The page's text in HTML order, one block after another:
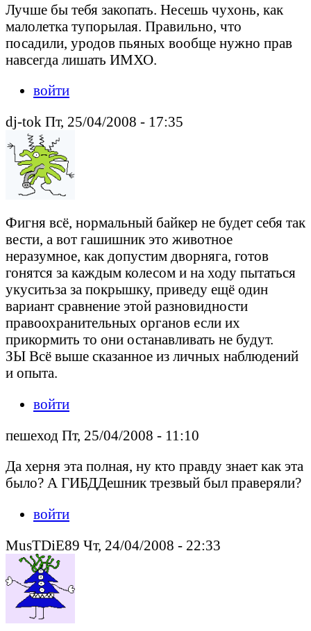
Лучше бы тебя закопать. Несешь чухонь, как
малолетка тупорылая. Правильно, что
посадили, уродов пьяных вообще нужно прав
навсегда лишать ИМХО.
войти
dj-tok Пт, 25/04/2008 - 17:35
Фигня всё, нормальный байкер не будет себя так
вести, а вот гашишник это животное
неразумное, как допустим дворняга, готов
гонятся за каждым колесом и на ходу пытаться
укуситьза за покрышку, приведу ещё один
вариант сравнение этой разновидности
правоохранительных органов если их
прикормить то они останавливать не будут.
ЗЫ Всё выше сказанное из личных наблюдений
и опыта.
войти
пешеход Пт, 25/04/2008 - 11:10
Да херня эта полная, ну кто правду знает как эта
было? А ГИБДДешник трезвый был праверяли?
войти
MusTDiE89 Чт, 24/04/2008 - 22:33